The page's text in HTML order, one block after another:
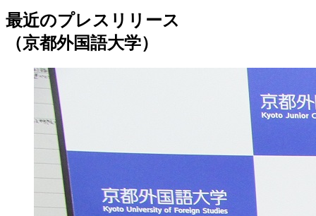
最近のプレスリリース
（京都外国語大学）